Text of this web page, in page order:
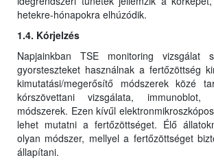
hetekre-hónapokra elhúzódik.
1.4. Kórjelzés
Napjainkban TSE monitoring vizsgálat
gyorsteszteket használnak a fertőzöttség
kimutatási/megerősítő módszerek közé
kórszövettani vizsgálata, immunoblot,
módszerek. Ezen kívűl
lehet mutatni a fertőzöttséget. Élő
olyan módszer, mellyel a fertőzöttséget
állapítani.